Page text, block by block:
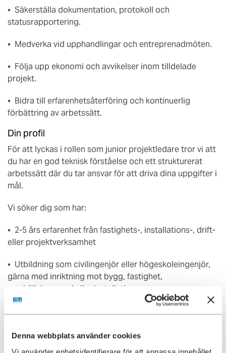
Denna webbplats använder cookies
• Säkerställa dokumentation, protokoll och
statusrapportering.
• Medverka vid upphandlingar och entreprenadmöten.
• Följa upp ekonomi och avvikelser inom tilldelade
projekt.
• Bidra till erfarenhetsåterföring och kontinuerlig
förbättring av arbetssätt.
Din profil
För att lyckas i rollen som junior projektledare tror vi att
du har en god teknisk förståelse och ett strukturerat
arbetssätt där du tar ansvar för att driva dina uppgifter i
mål.
Vi söker dig som har:
• 2-5 års erfarenhet från fastighets-, installations-, drift-
eller projektverksamhet
• Utbildning som civilingenjör eller högeskoleingenjör,
gärna med inriktning mot bygg, fastighet,
samhällsbyggnad eller installation.
• Resultatorienterad, med förmåga att se helheten,